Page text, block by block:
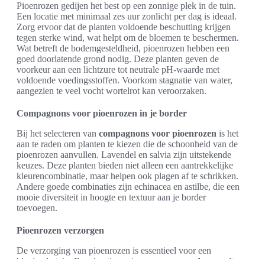
Pioenrozen gedijen het best op een zonnige plek in de tuin.
Een locatie met minimaal zes uur zonlicht per dag is ideaal.
Zorg ervoor dat de planten voldoende beschutting krijgen
tegen sterke wind, wat helpt om de bloemen te beschermen.
Wat betreft de bodemgesteldheid, pioenrozen hebben een
goed doorlatende grond nodig. Deze planten geven de
voorkeur aan een lichtzure tot neutrale pH-waarde met
voldoende voedingsstoffen. Voorkom stagnatie van water,
aangezien te veel vocht wortelrot kan veroorzaken.
Compagnons voor pioenrozen in je border
Bij het selecteren van compagnons voor pioenrozen is het
aan te raden om planten te kiezen die de schoonheid van de
pioenrozen aanvullen. Lavendel en salvia zijn uitstekende
keuzes. Deze planten bieden niet alleen een aantrekkelijke
kleurencombinatie, maar helpen ook plagen af te schrikken.
Andere goede combinaties zijn echinacea en astilbe, die een
mooie diversiteit in hoogte en textuur aan je border
toevoegen.
Pioenrozen verzorgen
De verzorging van pioenrozen is essentieel voor een